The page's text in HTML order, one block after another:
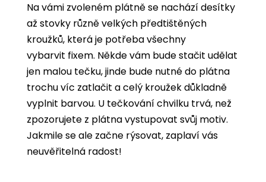
Na vámi zvoleném plátně se nachází desítky
až stovky různě velkých předtištěných
kroužků, která je potřeba všechny
vybarvit fixem. Někde vám bude stačit udělat
jen malou tečku, jinde bude nutné do plátna
trochu víc zatlačit a celý kroužek důkladně
vyplnit barvou. U tečkování chvilku trvá, než
zpozorujete z plátna vystupovat svůj motiv.
Jakmile se ale začne rýsovat, zaplaví vás
neuvěřitelná radost!